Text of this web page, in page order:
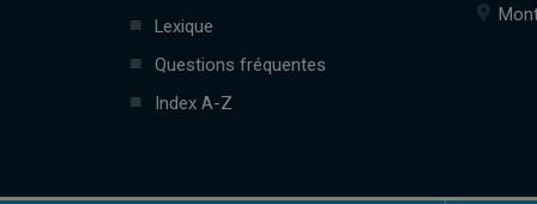
Lexique
Questions fréquentes
Index A-Z